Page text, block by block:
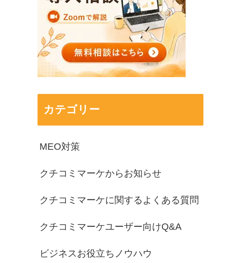
カテゴリー
MEO対策
クチコミマーケからお知らせ
クチコミマーケに関するよくある質問
クチコミマーケユーザー向けQ&A
ビジネスお役立ちノウハウ